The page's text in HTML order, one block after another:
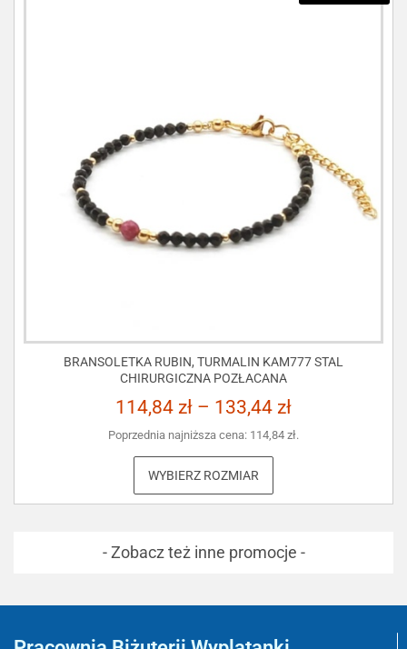
BRANSOLETKA RUBIN, TURMALIN KAM777 STAL
CHIRURGICZNA POZŁACANA
114,84 zł – 133,44 zł
Poprzednia najniższa cena: 114,84 zł.
WYBIERZ ROZMIAR
- Zobacz też inne promocje -